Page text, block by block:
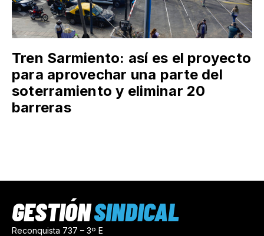
Tren Sarmiento: así es el proyecto
para aprovechar una parte del
soterramiento y eliminar 20
barreras
Reconquista 737 – 3º E
GESTIÓNSINDICAL